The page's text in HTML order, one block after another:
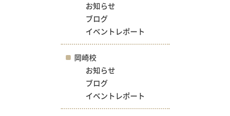
お知らせ
ブログ
イベントレポート
岡崎校
お知らせ
ブログ
イベントレポート